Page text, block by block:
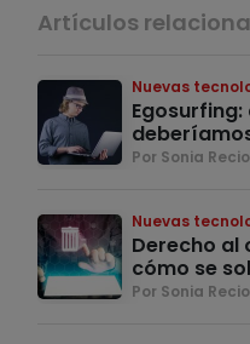
Artículos
Nuevas
Por Sonia Recio
Nuevas
Derecho al
cómo se
Por Sonia Recio